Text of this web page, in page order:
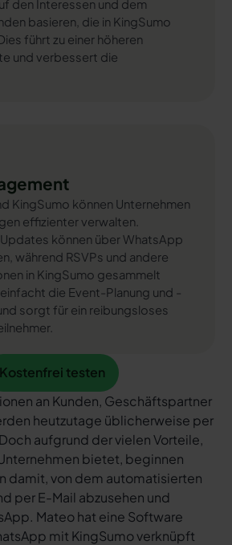
den Interessen und dem
basieren, die in KingSumo
führt zu einer höheren
und verbessert die
KingSumo können Unternehmen
effizienter verwalten.
können über WhatsApp
während RSVPs und andere
in KingSumo gesammelt
die Event-Planung und -
sorgt für ein reibungsloses
testen
Kostenfrei testen
an Kunden, Geschäftspartner
heutzutage üblicherweise per
aufgrund der vielen Vorteile,
bietet, beginnen
damit, von dem automatisierten
per E-Mail abzusehen und
Mateo hat eine Software
mit KingSumo verknüpft